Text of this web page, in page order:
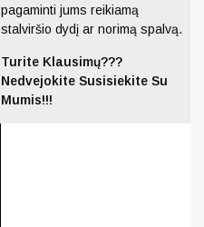
pagaminti jums reikiamą
stalviršio dydį ar norimą spalvą.
Turite Klausimų???
Nedvejokite Susisiekite Su
Mumis!!!